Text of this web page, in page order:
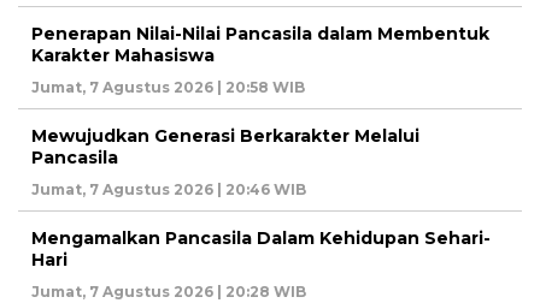
Penerapan Nilai-Nilai Pancasila dalam Membentuk
Karakter Mahasiswa
Jumat, 7 Agustus 2026 | 20:58 WIB
Mewujudkan Generasi Berkarakter Melalui
Pancasila
Jumat, 7 Agustus 2026 | 20:46 WIB
Mengamalkan Pancasila Dalam Kehidupan Sehari-
Hari
Jumat, 7 Agustus 2026 | 20:28 WIB